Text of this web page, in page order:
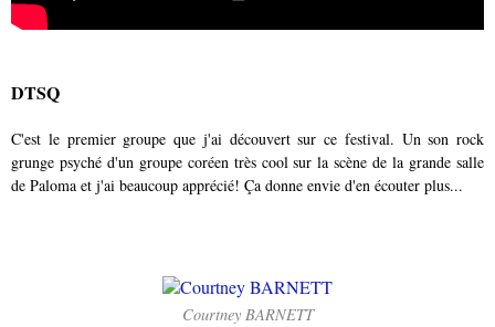
DTSQ
C'est le premier groupe que j'ai découvert sur ce festival. Un son rock
grunge psyché d'un groupe coréen très cool sur la scène de la grande salle
de Paloma et j'ai beaucoup apprécié! Ça donne envie d'en écouter plus...
Courtney BARNETT